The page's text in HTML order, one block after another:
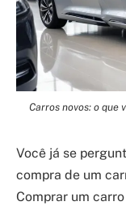
Carros novos: o que
Você já se
compra de um
Comprar um